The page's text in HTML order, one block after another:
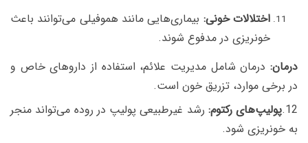
اختلالات خونی: بیماری‌هایی مانند هموفیلی می‌توانند باعث
خونریزی در مدفوع شوند.
درمان: درمان شامل مدیریت علائم، استفاده از داروهای خاص و
در برخی موارد، تزریق خون است.
12. پولیپ‌های رکتوم: رشد غیرطبیعی پولیپ در روده می‌تواند منجر
به خونریزی شود.